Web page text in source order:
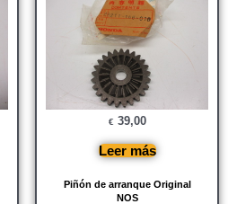
Piñón de arranque Original
NOS
€ 39,00
Leer más